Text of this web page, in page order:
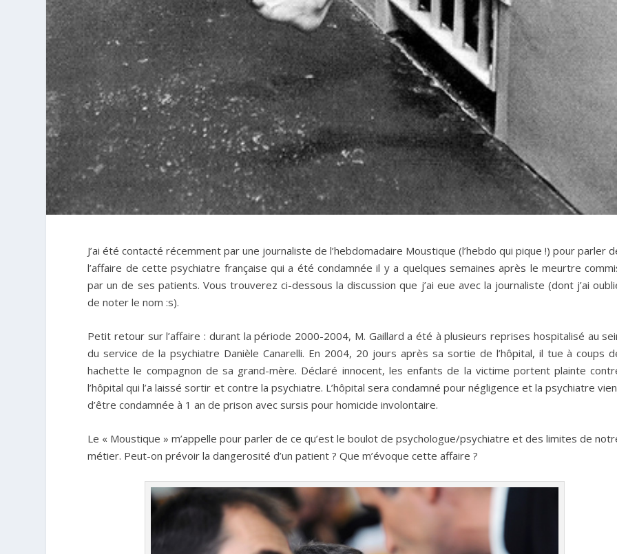
J’ai été contacté récemment par une journaliste de l’hebdomadaire Moustique (l’hebdo qui pique !) pour parler
l’affaire de cette psychiatre française qui a été condamnée il y a quelques semaines après le meurtre
par un de ses patients. Vous trouverez ci-dessous la discussion que j’ai eue avec la journaliste (dont j’ai
de noter le nom :s).
Petit retour sur l’affaire : durant la période 2000-2004, M. Gaillard a été à plusieurs reprises hospitalisé au
du service de la psychiatre Danièle Canarelli. En 2004, 20 jours après sa sortie de l’hôpital, il tue à coups
hachette le compagnon de sa grand-mère. Déclaré innocent, les enfants de la victime portent plainte
l’hôpital qui l’a laissé sortir et contre la psychiatre. L’hôpital sera condamné pour négligence et la psychiatre
d’être condamnée à 1 an de prison avec sursis pour homicide involontaire.
Le « Moustique » m’appelle pour parler de ce qu’est le boulot de psychologue/psychiatre et des limites de
métier. Peut-on prévoir la dangerosité d’un patient ? Que m’évoque cette affaire ?